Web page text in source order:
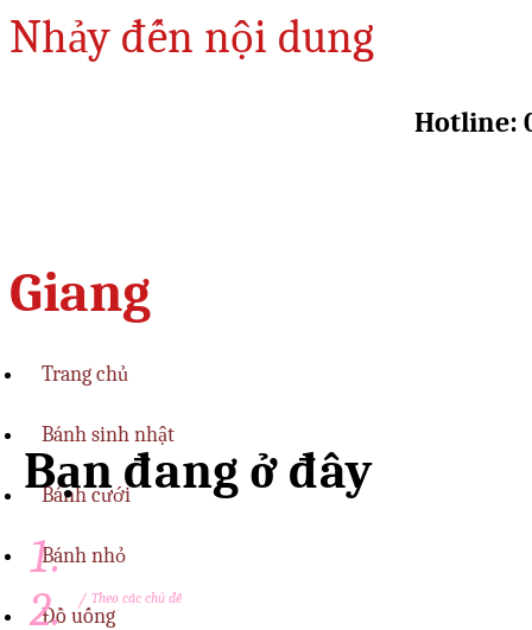
Nhảy đến nội dung
Hotline:
Giang
Trang chủ
Bánh sinh nhật
Bánh cưới
Bánh nhỏ
Đồ uống
Bạn đang ở đây
/ Theo các chủ đề